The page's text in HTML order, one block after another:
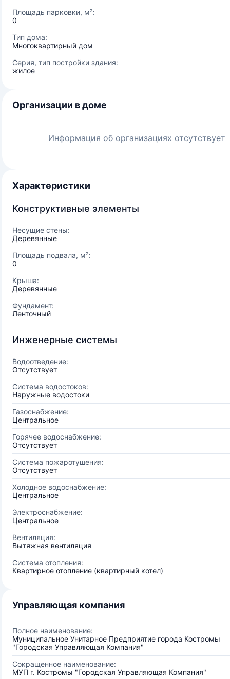
Площадь парковки, м²:
0
Тип дома:
Многоквартирный дом
Серия, тип постройки здания:
жилое
Организации в доме
Информация об организациях отсутствует
Характеристики
Конструктивные элементы
Несущие стены:
Деревянные
Площадь подвала, м²:
0
Крыша:
Деревянные
Фундамент:
Ленточный
Инженерные системы
Водоотведение:
Отсутствует
Система водостоков:
Наружные водостоки
Газоснабжение:
Центральное
Горячее водоснабжение:
Отсутствует
Система пожаротушения:
Отсутствует
Холодное водоснабжение:
Центральное
Электроснабжение:
Центральное
Вентиляция:
Вытяжная вентиляция
Система отопления:
Квартирное отопление (квартирный котел)
Управляющая компания
Полное наименование:
Муниципальное Унитарное Предприятие города Костромы
"Городская Управляющая Компания"
Сокращенное наименование:
МУП г. Костромы "Городская Управляющая Компания"